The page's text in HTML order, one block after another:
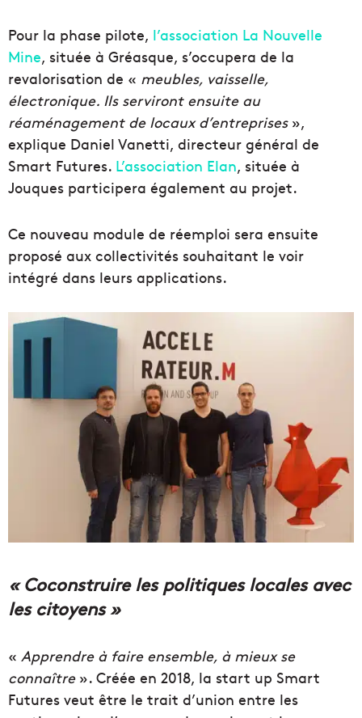
Pour la phase pilote, l’association La Nouvelle
Mine, située à Gréasque, s’occupera de la
revalorisation de « meubles, vaisselle,
électronique. Ils serviront ensuite au
réaménagement de locaux d’entreprises »,
explique Daniel Vanetti, directeur général de
Smart Futures. L’association Elan, située à
Jouques participera également au projet.
Ce nouveau module de réemploi sera ensuite
proposé aux collectivités souhaitant le voir
intégré dans leurs applications.
« Coconstruire les politiques locales avec
les citoyens »
« Apprendre à faire ensemble, à mieux se
connaître». Créée en 2018, la start up Smart
Futures veut être le trait d’union entre les